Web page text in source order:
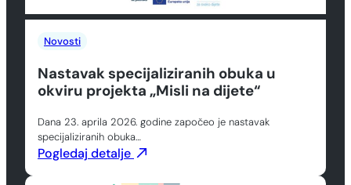
Novosti
Nastavak specijaliziranih obuka u
okviru projekta „Misli na dijete“
Dana 23. aprila 2026. godine započeo je nastavak
specijaliziranih obuka…
Pogledaj detalje